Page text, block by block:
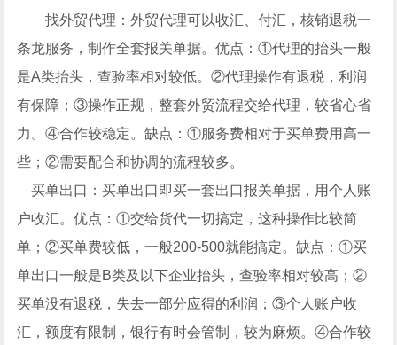
找外贸代理：外贸代理可以收汇、付汇，核销退税一
条龙服务，制作全套报关单据。优点：①代理的抬头一般
是A类抬头，查验率相对较低。②代理操作有退税，利润
有保障；③操作正规，整套外贸流程交给代理，较省心省
力。④合作较稳定。缺点：①服务费相对于买单费用高一
些；②需要配合和协调的流程较多。
买单出口：买单出口即买一套出口报关单据，用个人账
户收汇。优点：①交给货代一切搞定，这种操作比较简
单；②买单费较低，一般200-500就能搞定。缺点：①买
单出口一般是B类及以下企业抬头，查验率相对较高；②
买单没有退税，失去一部分应得的利润；③个人账户收
汇，额度有限制，银行有时会管制，较为麻烦。④合作较